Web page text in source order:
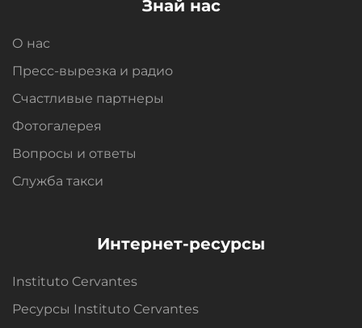
Знай нас
О нас
Пресс-вырезка и радио
Счастливые партнеры
Фотогалерея
Вопросы и oтветы
Служба такси
Интернет-ресурсы
Instituto Cervantes
Ресурсы Instituto Cervantes